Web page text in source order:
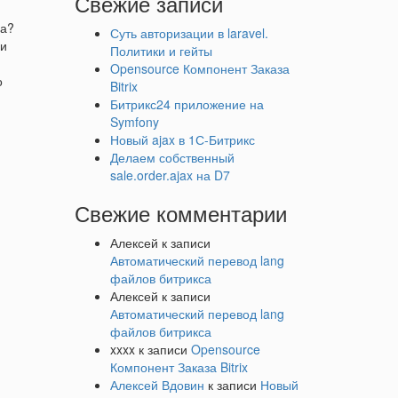
Суть авторизации в laravel.
Политики и гейты
Opensource Компонент Заказа
Bitrix
Битрикс24 приложение на
Symfony
Новый ajax в 1С-Битрикс
Делаем собственный
sale.order.ajax на D7
Свежие комментарии
Алексей к записи
Автоматический перевод lang
файлов битрикса
Алексей к записи
Автоматический перевод lang
файлов битрикса
xxxxк записи Opensource
Компонент Заказа Bitrix
Алексей Вдовин к записи Новый